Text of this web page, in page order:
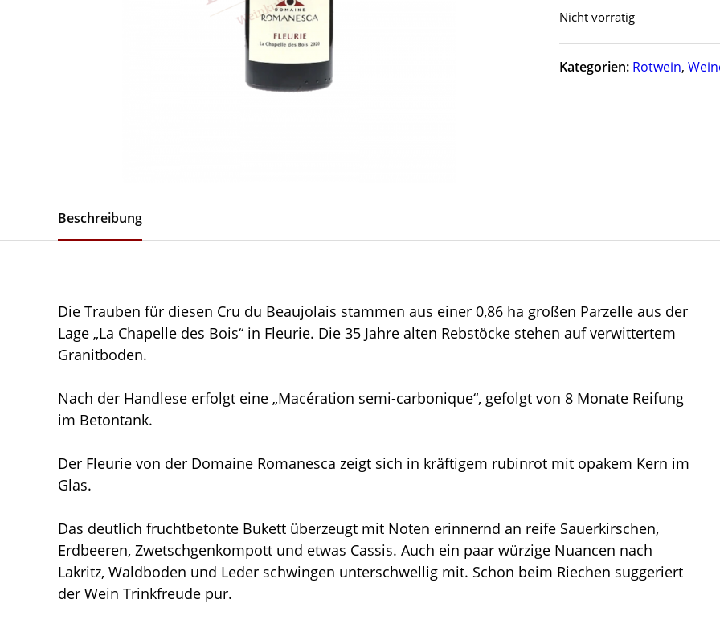
Nicht vorrätig
Kategorien: Rotwein,
Beschreibung
Die Trauben für diesen Cru du Beaujolais stammen aus einer 0,86 ha großen Parzelle aus der
Lage „La Chapelle des Bois“ in Fleurie. Die 35 Jahre alten Rebstöcke stehen auf verwittertem
Granitboden.
Nach der Handlese erfolgt eine „Macération semi-carbonique“, gefolgt von 8 Monate Reifung
im Betontank.
Der Fleurie von der Domaine Romanesca zeigt sich in kräftigem rubinrot mit opakem Kern im
Glas.
Das deutlich fruchtbetonte Bukett überzeugt mit Noten erinnernd an reife Sauerkirschen,
Erdbeeren, Zwetschgenkompott und etwas Cassis. Auch ein paar würzige Nuancen nach
Lakritz, Waldboden und Leder schwingen unterschwellig mit. Schon beim Riechen suggeriert
der Wein Trinkfreude pur.